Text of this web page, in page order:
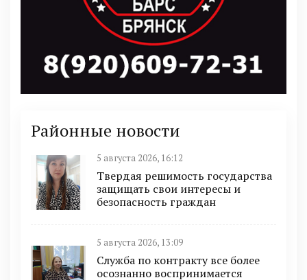
Районные новости
5 августа 2026, 16:12
Твердая решимость государства
защищать свои интересы и
безопасность граждан
5 августа 2026, 13:09
Служба по контракту все более
осознанно воспринимается